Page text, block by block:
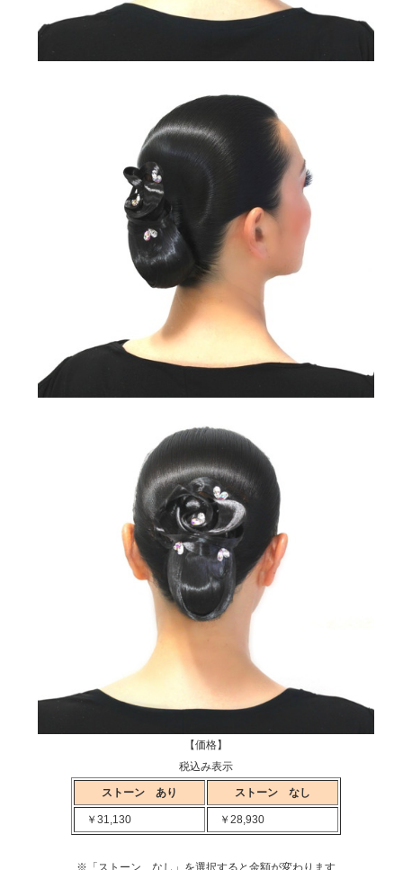
【価格】
税込み表示
ストーン あり ストーン なし
￥31,130 ￥28,930